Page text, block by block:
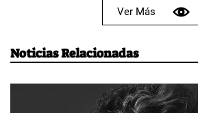
Ver Más
Noticias Relacionadas